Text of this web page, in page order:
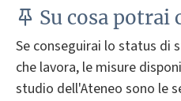
Su cosa potrai
Se conseguirai lo status di
che lavora, le misure
studio dell'Ateneo sono le